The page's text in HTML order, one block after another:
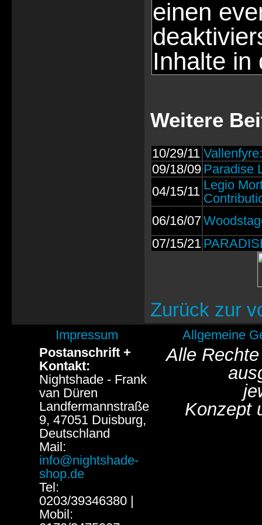
einen
Inhalte in
Weitere
10/29/11
09/18/09 Paradise
04/15/11 Legio
06/16/07
07/15/21
Zurück zur
Impressum
Allgemeine
Postanschrift +
Kontakt:
Nightshade - Frank
van Düren
Landfermannstraße
9, 47051 Duisburg,
Deutschland
Mail:
info@nightshade-
shop.de
Tel:
0203/39346380 |
Mobil:
Alle
Konzept